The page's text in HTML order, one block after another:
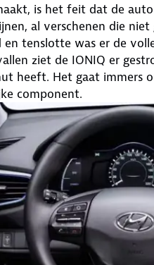
is het feit dat de
al verschenen die
tenslotte was er de
ziet de IONIQ er
heeft. Het gaat immers
component.